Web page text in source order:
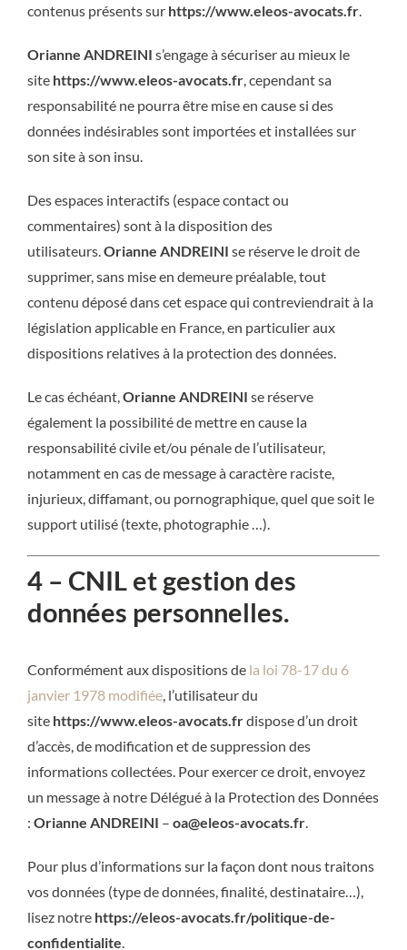
contenus présents sur https://www.eleos-avocats.fr.
Orianne ANDREINI s’engage à sécuriser au mieux le
site https://www.eleos-avocats.fr, cependant sa
responsabilité ne pourra être mise en cause si des
données indésirables sont importées et installées sur
son site à son insu.
Des espaces interactifs (espace contact ou
commentaires) sont à la disposition des
utilisateurs. Orianne ANDREINI se réserve le droit de
supprimer, sans mise en demeure préalable, tout
contenu déposé dans cet espace qui contreviendrait à la
législation applicable en France, en particulier aux
dispositions relatives à la protection des données.
Le cas échéant, Orianne ANDREINI se réserve
également la possibilité de mettre en cause la
responsabilité civile et/ou pénale de l’utilisateur,
notamment en cas de message à caractère raciste,
injurieux, diffamant, ou pornographique, quel que soit le
support utilisé (texte, photographie …).
4 – CNIL et gestion des
données personnelles.
Conformément aux dispositions de la loi 78-17 du 6
janvier 1978 modifiée, l’utilisateur du
site https://www.eleos-avocats.frdispose d’un droit
d’accès, de modification et de suppression des
informations collectées. Pour exercer ce droit, envoyez
un message à notre Délégué à la Protection des Données
: Orianne ANDREINI – oa@eleos-avocats.fr.
Pour plus d’informations sur la façon dont nous traitons
vos données (type de données, finalité, destinataire…),
lisez notre https://eleos-avocats.fr/politique-de-
confidentialite.